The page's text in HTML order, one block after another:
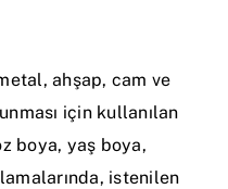
Blog
İletişim
ahşap, cam ve
için kullanılan
boya, yaş boya,
istenilen